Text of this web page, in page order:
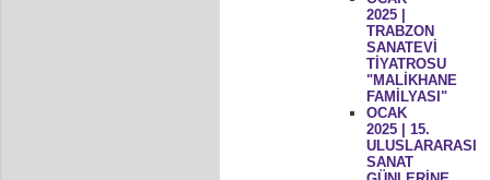
2025 |
TRABZON
SANATEVİ
TİYATROSU
"MALİKHANE
FAMİLYASI"
OCAK
2025 | 15.
ULUSLARARASI
SANAT